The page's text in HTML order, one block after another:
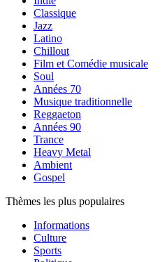
Classique
Jazz
Latino
Chillout
Film et Comédie musicale
Soul
Années 70
Musique traditionnelle
Reggaeton
Années 90
Trance
Heavy Metal
Ambient
Gospel
Thèmes les plus populaires
Informations
Culture
Sports